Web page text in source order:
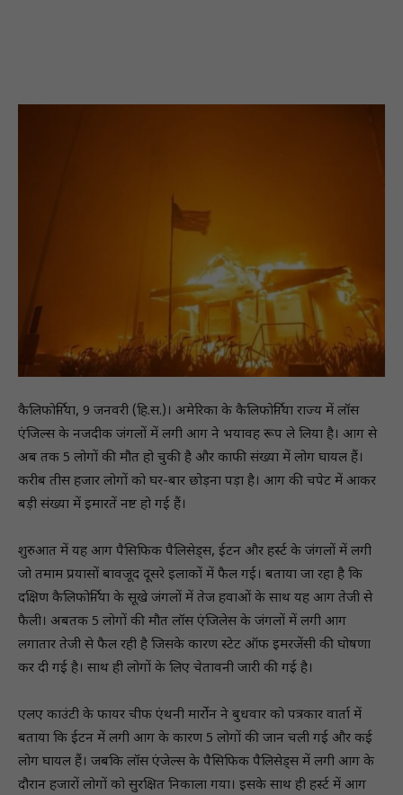
कैलिफोर्निया, 9 जनवरी (हि.स.)। अमेरिका के कैलिफोर्निया राज्य में लॉस
एंजिल्स के नजदीक जंगलों में लगी आग ने भयावह रूप ले लिया है। आग से
अब तक 5 लोगों की मौत हो चुकी है और काफी संख्या में लोग घायल हैं।
करीब तीस हजार लोगों को घर-बार छोड़ना पड़ा है। आग की चपेट में आकर
बड़ी संख्या में इमारतें नष्ट हो गई हैं।
शुरुआत में यह आग पैसिफिक पैलिसेड्स, ईटन और हर्स्ट के जंगलों में लगी
जो तमाम प्रयासों बावजूद दूसरे इलाकों में फैल गई। बताया जा रहा है कि
दक्षिण कैलिफोर्निया के सूखे जंगलों में तेज हवाओं के साथ यह आग तेजी से
फैली। अबतक 5 लोगों की मौत लॉस एंजिलेस के जंगलों में लगी आग
लगातार तेजी से फैल रही है जिसके कारण स्टेट ऑफ इमरजेंसी की घोषणा
कर दी गई है। साथ ही लोगों के लिए चेतावनी जारी की गई है।
एलए काउंटी के फायर चीफ एंथनी मार्रोन ने बुधवार को पत्रकार वार्ता में
बताया कि ईटन में लगी आग के कारण 5 लोगों की जान चली गई और कई
लोग घायल हैं। जबकि लॉस एंजेल्स के पैसिफिक पैलिसेड्स में लगी आग के
दौरान हजारों लोगों को सुरक्षित निकाला गया। इसके साथ ही हर्स्ट में आग